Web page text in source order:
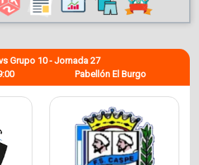
Grupo 10 - Jornada 27
Pabellón El Burgo